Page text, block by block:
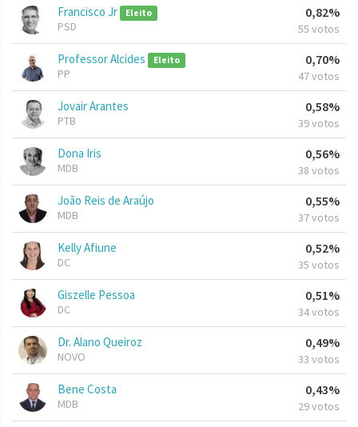
Francisco Jr Eleito
PSD
0,82%
55 votos
Professor Alcides Eleito
PP
0,70%
47 votos
Jovair Arantes
PTB
0,58%
39 votos
Dona Iris
MDB
0,56%
38 votos
João Reis de Araújo
MDB
0,55%
37 votos
Kelly Afiune
DC
0,52%
35 votos
Giszelle Pessoa
DC
0,51%
34 votos
Dr. Alano Queiroz
NOVO
0,49%
33 votos
Bene Costa
MDB
0,43%
29 votos